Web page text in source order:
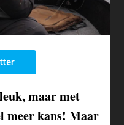
maar met
meer kans! Maar